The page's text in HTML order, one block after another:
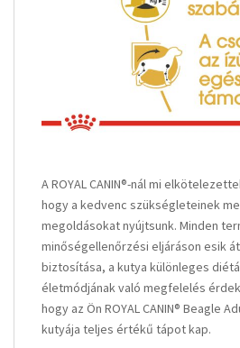
A ROYAL CANIN®-nál mi
hogy a kedvenc szükségleteinek
megoldásokat nyújtsunk. Minden
minőségellenőrzési eljáráson esik
biztosítása, a kutya különleges
életmódjának való megfelelés
hogy az Ön ROYAL CANIN® Beagle
kutyája teljes értékű tápot kap.